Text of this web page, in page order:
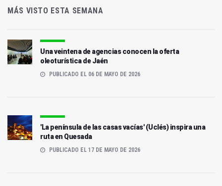
MÁS VISTO ESTA SEMANA
Una veintena de agencias conocen la oferta
oleoturística de Jaén
PUBLICADO EL 06 DE MAYO DE 2026
'La península de las casas vacías' (Uclés) inspira una
ruta en Quesada
PUBLICADO EL 17 DE MAYO DE 2026